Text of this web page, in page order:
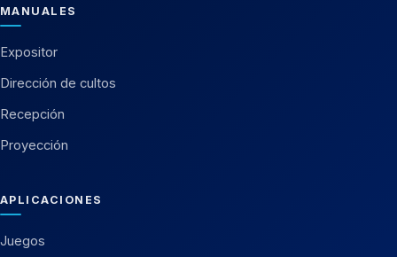
MANUALES
Expositor
Dirección de cultos
Recepción
Proyección
APLICACIONES
Juegos